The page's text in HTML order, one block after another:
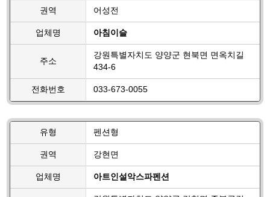
권역 어성전
업체명 아침이슬
주소
강원특별자치도 양양군 현북면 면옥치길
434-6
전화번호 033-673-0055
유형 펜션형
권역 강현면
업체명 아트인설악스파펜션